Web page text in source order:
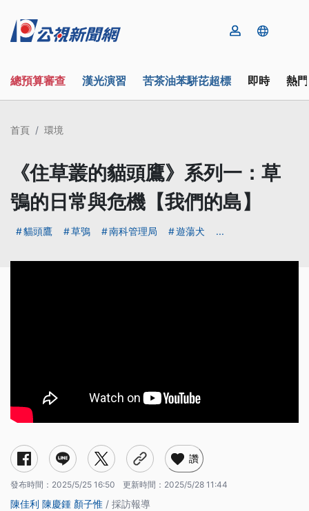
總預算審查 漢光演習 苦茶油苯駢芘超標 即時 熱
首頁 環境
《住草叢的貓頭鷹》系列一：草
鴞的日常與危機【我們的島】
貓頭鷹 草鴞 南科管理局 遊蕩犬 ...
A78中了鳥網 牠能活下來嗎？
研究發現草生環境 是草鴞存活關鍵
台南沙崙農場圍拍事件 草鴞寶寶還好嗎？
沙崙農場開發受到影響的有哪些？
高雄橋頭科學園區 棲地營造和異地補償成效如何？
讚
發布時間： 2025/5/25 16:50 更新時間： 2025/5/28 11:44
陳佳利 陳慶鍾 顏子惟 / 採訪報導